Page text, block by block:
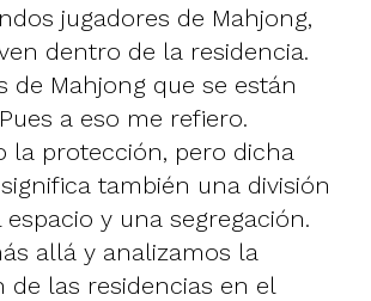
jugadores de Mahjong,
dentro de la residencia.
de Mahjong que se están
a eso me refiero.
la protección, pero dicha
también una división
y una segregación.
allá y analizamos la
de las residencias en el